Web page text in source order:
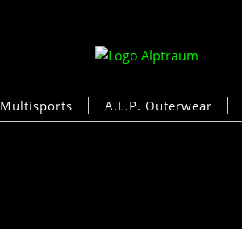
Multisports A.L.P. Outerwear